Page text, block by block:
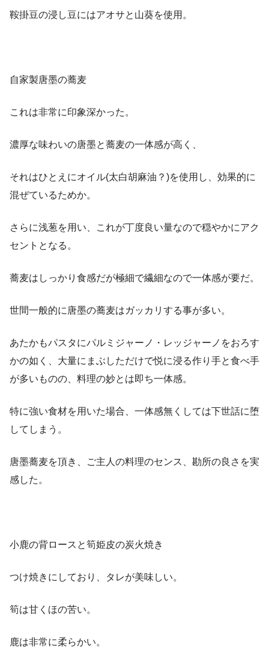
鞍掛豆の浸し豆にはアオサと山葵を使用。
自家製唐墨の蕎麦
これは非常に印象深かった。
濃厚な味わいの唐墨と蕎麦の一体感が高く、
それはひとえにオイル(太白胡麻油？)を使用し、効果的に
混ぜているためか。
さらに浅葱を用い、これが丁度良い量なので穏やかにアク
セントとなる。
蕎麦はしっかり食感だが極細で繊細なので一体感が要だ。
世間一般的に唐墨の蕎麦はガッカリする事が多い。
あたかもパスタにパルミジャーノ・レッジャーノをおろす
かの如く、大量にまぶしただけで悦に浸る作り手と食べ手
が多いものの、料理の妙とは即ち一体感。
特に強い食材を用いた場合、一体感無くしては下世話に堕
してしまう。
唐墨蕎麦を頂き、ご主人の料理のセンス、勘所の良さを実
感した。
小鹿の背ロースと筍姫皮の炭火焼き
つけ焼きにしており、タレが美味しい。
筍は甘くほの苦い。
鹿は非常に柔らかい。